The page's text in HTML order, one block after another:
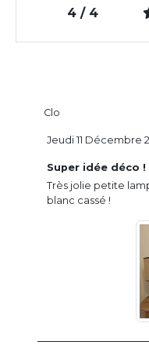
4 / 4
Clo
Super idée déco !
Très jolie petite
blanc cassé !
Jeudi 11 Décembre